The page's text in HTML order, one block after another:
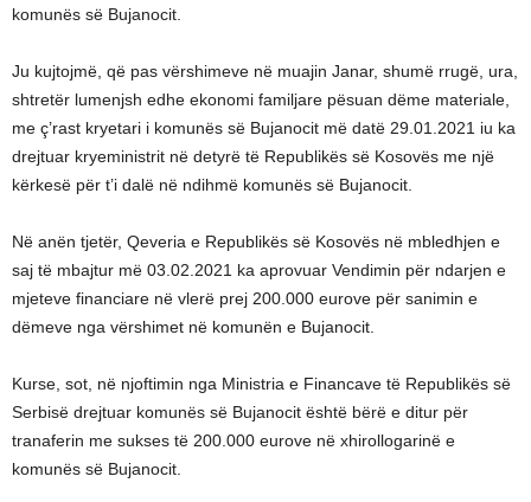
komunës së Bujanocit.
Ju kujtojmë, që pas vërshimeve në muajin Janar, shumë rrugë, ura,
shtretër lumenjsh edhe ekonomi familjare pësuan dëme materiale,
me ç’rast kryetari i komunës së Bujanocit më datë 29.01.2021 iu ka
drejtuar kryeministrit në detyrë të Republikës së Kosovës me një
kërkesë për t’i dalë në ndihmë komunës së Bujanocit.
Në anën tjetër, Qeveria e Republikës së Kosovës në mbledhjen e
saj të mbajtur më 03.02.2021 ka aprovuar Vendimin për ndarjen e
mjeteve financiare në vlerë prej 200.000 eurove për sanimin e
dëmeve nga vërshimet në komunën e Bujanocit.
Kurse, sot, në njoftimin nga Ministria e Financave të Republikës së
Serbisë drejtuar komunës së Bujanocit është bërë e ditur për
tranaferin me sukses të 200.000 eurove në xhirollogarinë e
komunës së Bujanocit.